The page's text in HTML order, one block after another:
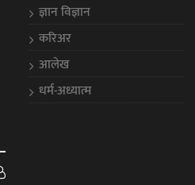
ज्ञान विज्ञान
करिअर
आलेख
धर्म-अध्यात्म